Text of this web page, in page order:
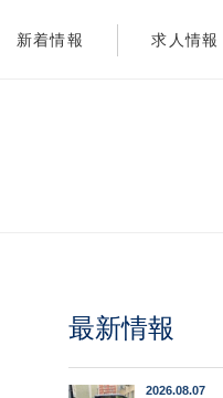
新着情報 求人情報
最新情報
2026.08.07